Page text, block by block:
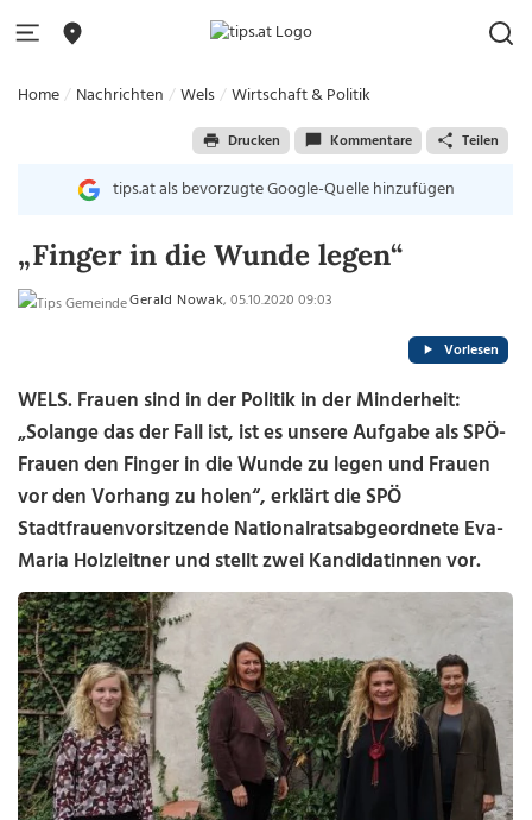
Home Nachrichten Wels Wirtschaft & Politik
Drucken Kommentare Teilen
tips.at als bevorzugte Google-Quelle hinzufügen
„Finger in die Wunde legen“
Gerald Nowak, 05.10.2020 09:03
Vorlesen
WELS. Frauen sind in der Politik in der Minderheit:
„Solange das der Fall ist, ist es unsere Aufgabe als SPÖ-
Frauen den Finger in die Wunde zu legen und Frauen
vor den Vorhang zu holen“, erklärt die SPÖ
Stadtfrauenvorsitzende Nationalratsabgeordnete Eva-
Maria Holzleitner und stellt zwei Kandidatinnen vor.